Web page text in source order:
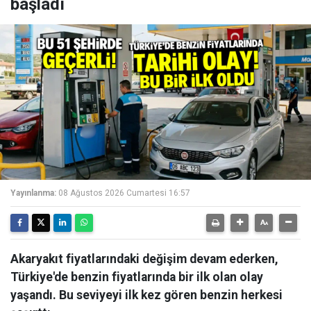
başladı
Yayınlanma: 08 Ağustos 2026 Cumartesi 16:57
Akaryakıt fiyatlarındaki değişim devam ederken,
Türkiye'de benzin fiyatlarında bir ilk olan olay
yaşandı. Bu seviyeyi ilk kez gören benzin herkesi